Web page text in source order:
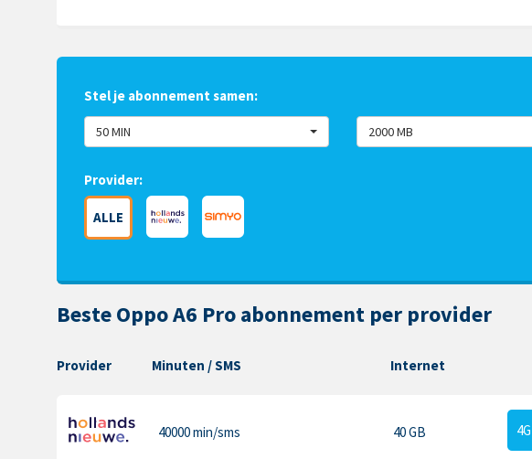
Stel je abonnement samen:
50 MIN 2000 MB
Provider:
ALLE
Beste Oppo A6 Pro abonnement per provider
Provider Minuten / SMS Internet
40000 min/sms 40 GB 4G